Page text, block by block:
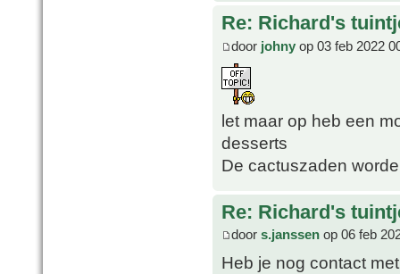
Re: Richard's
door johny op 03 feb 2022
let maar op heb een
desserts
De cactuszaden
Re: Richard's
door s.janssen op 06 feb
Heb je nog contact